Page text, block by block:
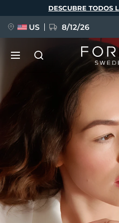
DESCUBRE TODOS
US 8/12/26
FAQ™ Pure Beauty-Tech
BREAKING NEWS
issa™ Teeth Whitening
Idioma
English Deutsch
Français
Polski
Svenska
Türkçe
简体中文